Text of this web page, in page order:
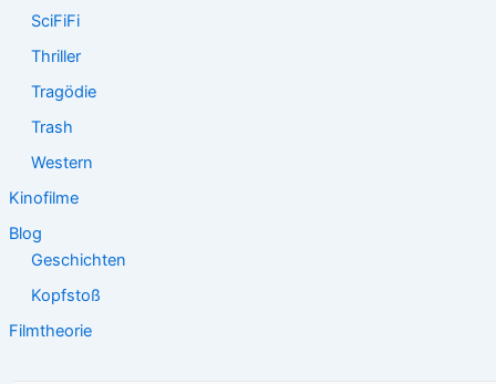
SciFiFi
Thriller
Tragödie
Trash
Western
Kinofilme
Blog
Geschichten
Kopfstoß
Filmtheorie